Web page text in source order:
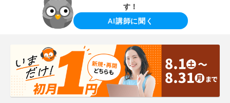
す！
AI講師に聞く